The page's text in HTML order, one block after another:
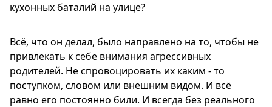
кухонных баталий на улице?
Всё, что он делал, было направлено на то, чтобы не
привлекать к себе внимания агрессивных
родителей. Не спровоцировать их каким - то
поступком, словом или внешним видом. И всё
равно его постоянно били. И всегда без реального